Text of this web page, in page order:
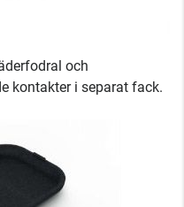
och
kontakter i separat fack.